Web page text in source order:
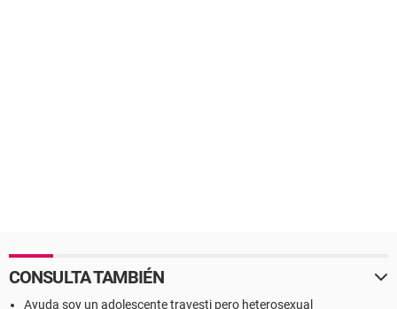
CONSULTA TAMBIÉN
Ayuda soy un adolescente travesti pero heterosexual